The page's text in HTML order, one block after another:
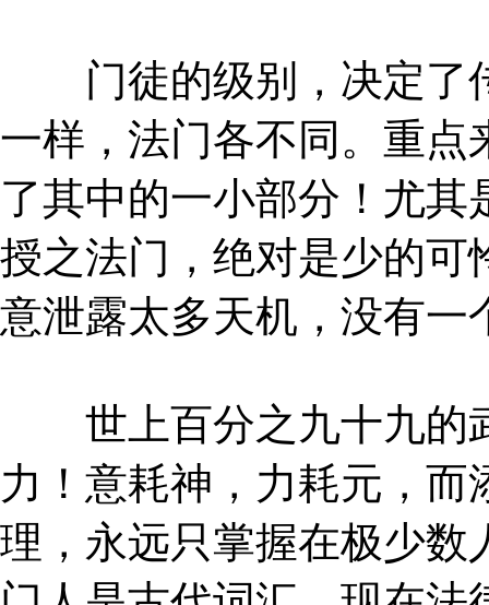
门徒的级别，决定了
一样，法门各不同。重点
了其中的一小部分！尤
授之法门，绝对是少的可
意泄露太多天机，没有一
世上百分之九十九的
力！意耗神，力耗元，
理，永远只掌握在极少数